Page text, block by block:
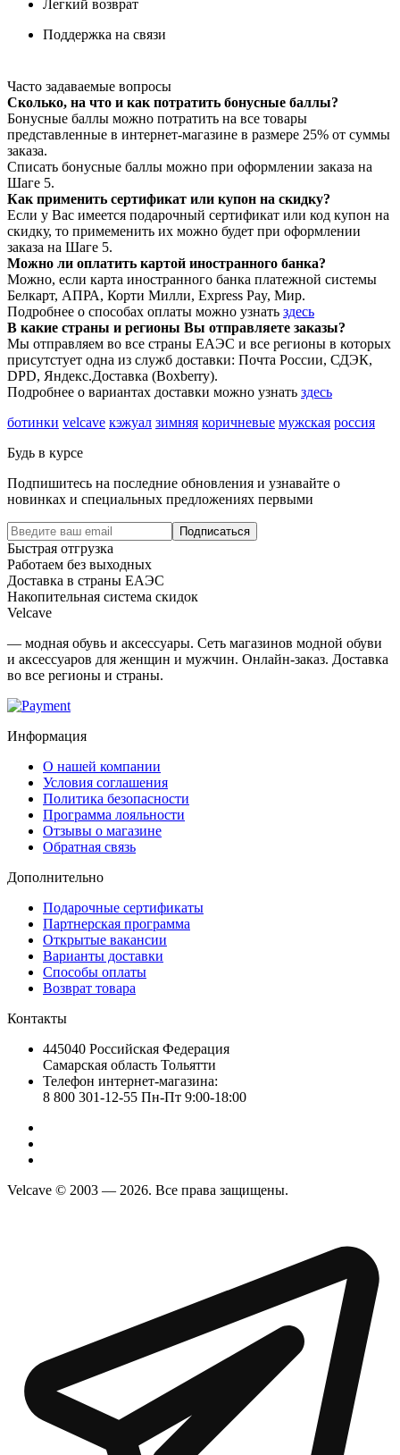
Легкий возврат
Поддержка на связи
Часто задаваемые вопросы
Сколько, на что и как потратить бонусные баллы?
Бонусные баллы можно потратить на все товары
представленные в интернет-магазине в размере 25% от суммы
заказа.
Списать бонусные баллы можно при оформлении заказа на
Шаге 5.
Как применить сертификат или купон на скидку?
Если у Вас имеется подарочный сертификат или код купон на
скидку, то примеменить их можно будет при оформлении
заказа на Шаге 5.
Можно ли оплатить картой иностранного банка?
Можно, если карта иностранного банка платежной системы
Белкарт, АПРА, Корти Милли, Express Pay, Мир.
Подробнее о способах оплаты можно узнать здесь
В какие страны и регионы Вы отправляете заказы?
Мы отправляем во все страны ЕАЭС и все регионы в которых
присутстует одна из служб доставки: Почта России, СДЭК,
DPD, Яндекс.Доставка (Boxberry).
Подробнее о вариантах доставки можно узнать здесь
ботинки velcave кэжуал зимняя коричневые мужская россия
Будь в курсе
Подпишитесь на последние обновления и узнавайте о
новинках и специальных предложениях первыми
Подписаться
Быстрая отгрузка
Работаем без выходных
Доставка в страны ЕАЭС
Накопительная система скидок
Velcave
— модная обувь и аксессуары. Сеть магазинов модной обуви
и аксессуаров для женщин и мужчин. Онлайн-заказ. Доставка
во все регионы и страны.
Информация
О нашей компании
Условия соглашения
Политика безопасности
Программа лояльности
Отзывы о магазине
Обратная связь
Дополнительно
Подарочные сертификаты
Партнерская программа
Открытые вакансии
Варианты доставки
Способы оплаты
Возврат товара
Контакты
445040 Российская Федерация
Самарская область Тольятти
Телефон интернет-магазина:
8 800 301-12-55 Пн-Пт 9:00-18:00
Velcave © 2003 — 2026. Все права защищены.